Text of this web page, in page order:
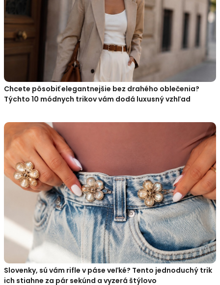
Chcete pôsobiť elegantnejšie bez drahého oblečenia?
Týchto 10 módnych trikov vám dodá luxusný vzhľad
Slovenky, sú vám rifle v páse veľké? Tento jednoduchý trik
ich stiahne za pár sekúnd a vyzerá štýlovo